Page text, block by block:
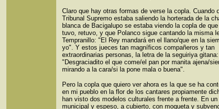
Claro que hay otras formas de verse la copla. Cuando
Tribunal Supremo estaba saliendo la horterada de la
blanca de Bacigalupo se estaba viendo la copla de
tuvo, retuvo, y que Polanco sigue cantando la misma
Tempranillo: "El Rey mandará en el llano/que en la
yo". Y estos jueces tan magníficos compañeros y tan
extraordinarias personas, la letra de la seguiriya gitana:
"Desgraciadito el que come/el pan por manita ajena/
mirando a la cara/si la pone mala o buena".
Pero la copla que quiero ver ahora es la que se ha
en mi pueblo en la flor de los cantares propiamente
han visto dos modelos culturales frente a frente. En un
municipal y espeso, a cubierto, con moqueta y